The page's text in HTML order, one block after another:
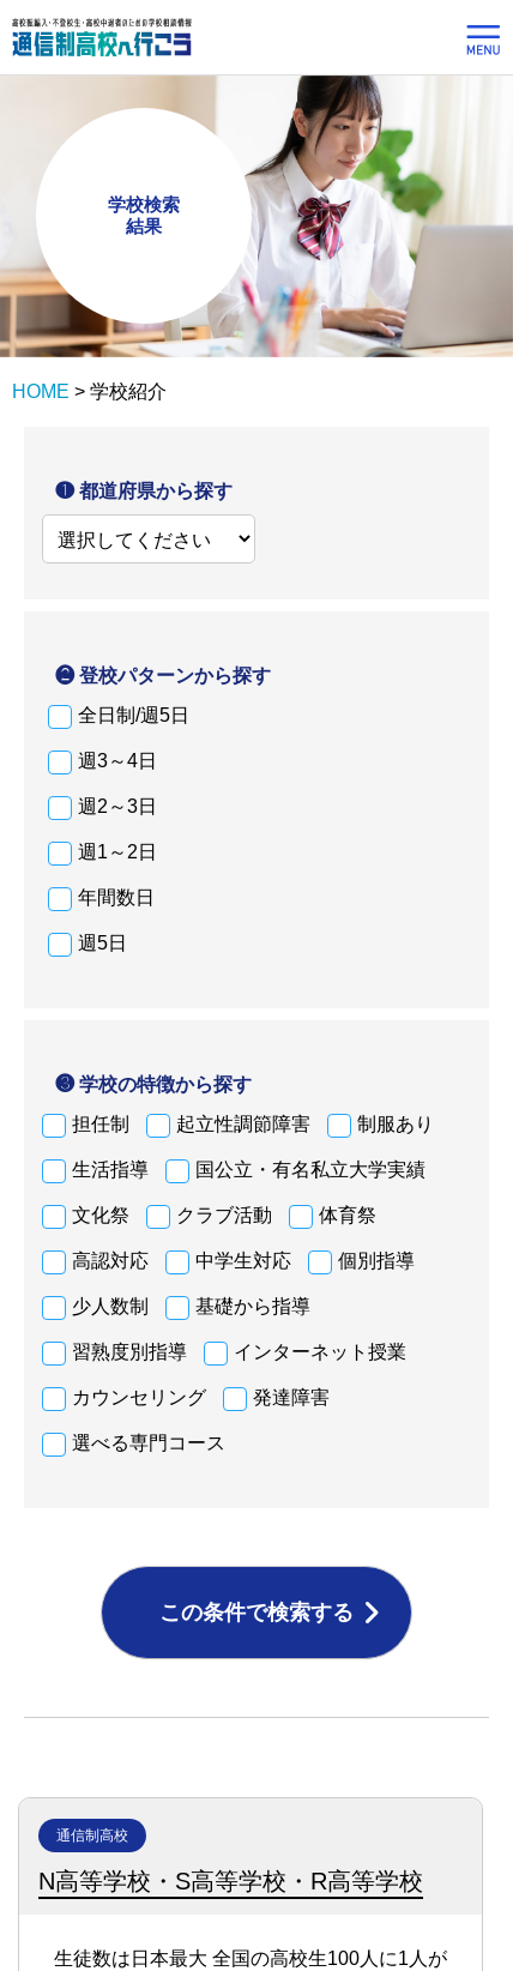
学校検索
結果
HOME > 学校紹介
❶ 都道府県から探す
❷ 登校パターンから探す
全日制/週5日
週3～4日
週2～3日
週1～2日
年間数日
週5日
❸ 学校の特徴から探す
担任制
起立性調節障害 制服あり
生活指導 国公立・有名私立大学実績
文化祭 クラブ活動 体育祭
高認対応 中学生対応 個別指導
少人数制 基礎から指導
習熟度別指導 インターネット授業
カウンセリング 発達障害
選べる専門コース
この条件で検索する
通信制高校
N高等学校・S高等学校・R高等学校
生徒数は日本最大 全国の高校生100人に1人が